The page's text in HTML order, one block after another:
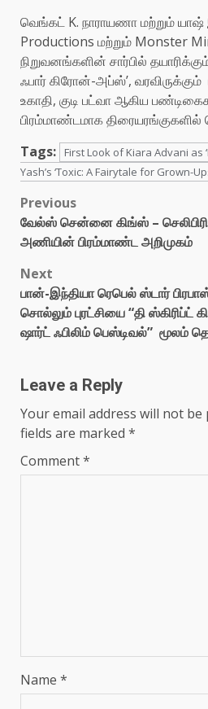
வெங்கட் K. நாராயணா மற்றும்
Productions மற்றும் Monster
நிறுவனங்களின் சார்பில்
ஃபார் கிரோன்-அப்ஸ்’, வரவிருக்கும்
உகாதி, குடி பட்வா ஆகிய
பிரம்மாண்டமாக
Tags:
First Look of Kiara Advani as
Yash’s ‘Toxic: A Fairytale for Grown-
Post
navigation
Previous
வேல்ஸ் சென்னை கிங்ஸ் –
அணியின் பிரம்மாண்ட அறிமுகம்
Next
பான்-இந்தியா ரெபெல் ஸ்டார்
சொல்லும் புரட்சியை “தி
ஷார்ட் ஃபிலிம் பெஸ்டிவல்” மூலம்
Leave a Reply
Your email address will not be
fields are marked *
Comment*
Name *